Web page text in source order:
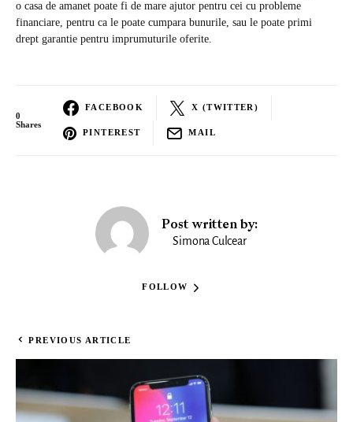
o casa de amanet poate fi de mare ajutor pentru cei cu probleme
financiare, pentru ca le poate cumpara bunurile, sau le poate primi
drept garantie pentru imprumuturile oferite.
0
Shares
FACEBOOK X (TWITTER)
PINTEREST MAIL
Post written by:
Simona Culcear
FOLLOW
PREVIOUS ARTICLE